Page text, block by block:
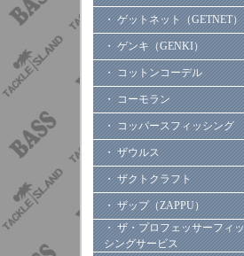
・ ゲットネット（GETNET）
・ ゲンキ（GENKI）
・ コットンコーデル
・ コーモラン
・ コッパースフィッシング
・ ザウルス
・ ザクトクラフト
・ ザップ（ZAPPU）
・ ザ・プロフェッサーフィッ
シングサービス